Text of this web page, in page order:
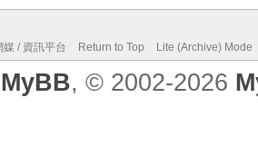
媒 / 資訊平台 Return to Top Lite (Archive) Mode
MyBB, © 2002-2026